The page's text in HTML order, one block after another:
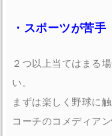
・スポーツが苦手
２つ以上当てはまる
い。
まずは楽しく野球に
コーチのコメディア